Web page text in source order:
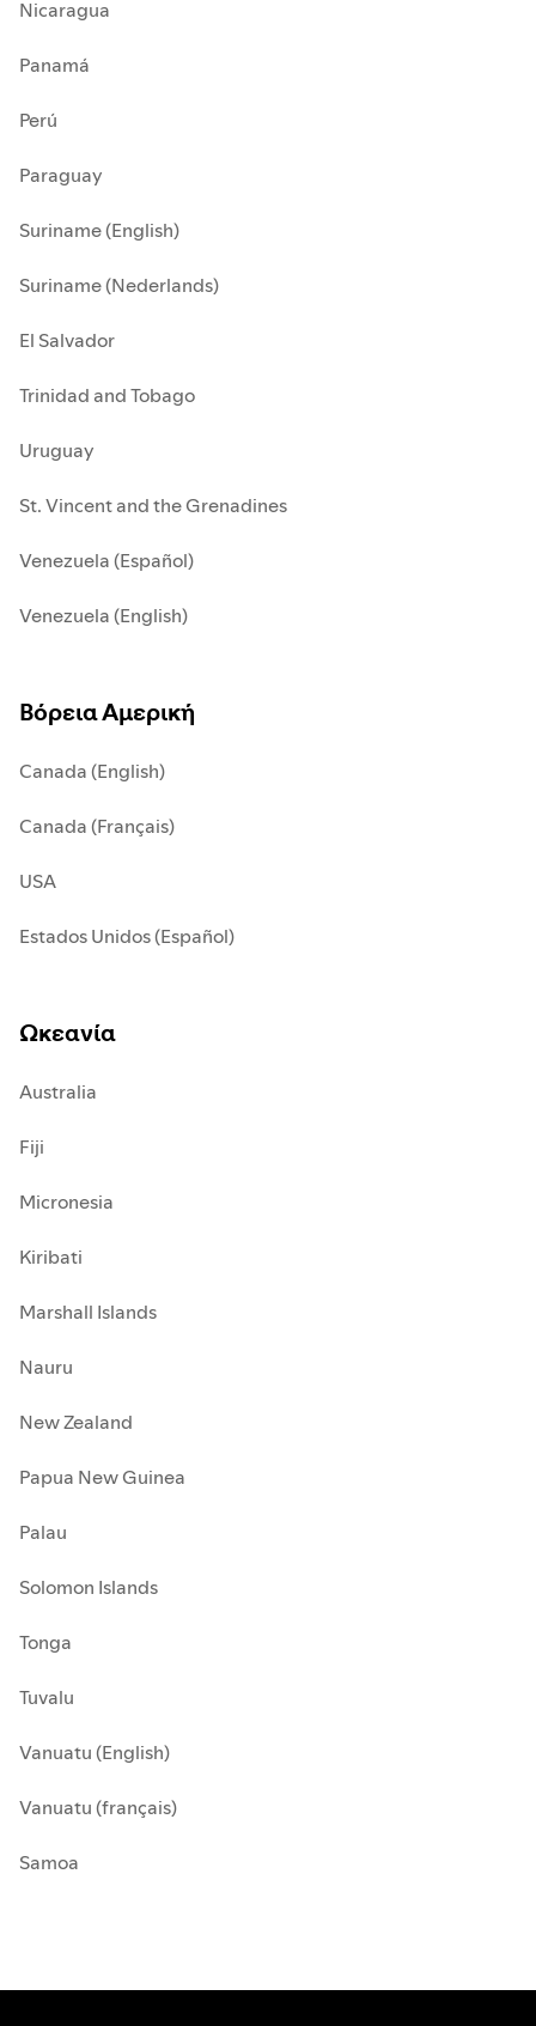
Nicaragua
Panamá
Perú
Paraguay
Suriname (English)
Suriname (Nederlands)
El Salvador
Trinidad and Tobago
Uruguay
St. Vincent and the Grenadines
Venezuela (Español)
Venezuela (English)
Βόρεια Αμερική
Canada (English)
Canada (Français)
USA
Estados Unidos (Español)
Ωκεανία
Australia
Fiji
Micronesia
Kiribati
Marshall Islands
Nauru
New Zealand
Papua New Guinea
Palau
Solomon Islands
Tonga
Tuvalu
Vanuatu (English)
Vanuatu (français)
Samoa